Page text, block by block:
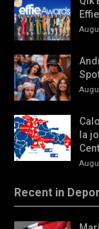
la
Recent in